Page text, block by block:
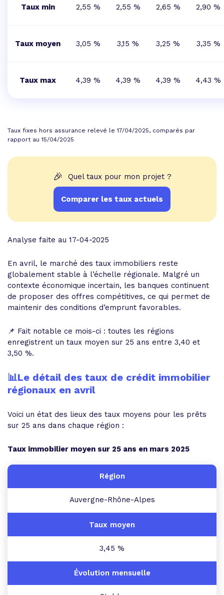
Taux min 2,55 % 2,55 % 2,65 % 2,90 %
Taux moyen 3,05 % 3,15 % 3,25 % 3,35 %
Taux max 4,39 % 4,39 % 4,39 % 4,43 %
Taux fixes hors assurance relevé le 17/04/2025, comparés par
rapport au 15/04/2025
🎉 Quel taux pour mon projet ?
Comparer les taux actuels
Analyse faite au 17-04-2025
En avril, le marché des taux immobiliers reste
globalement stable à l’échelle régionale. Malgré un
contexte économique incertain, les banques continuent
de proposer des offres compétitives, ce qui permet de
maintenir des conditions d’emprunt favorables.
📌 Fait notable ce mois-ci : toutes les régions
enregistrent un taux moyen sur 25 ans entre 3,40 et
3,50 %.
📊Le détail des taux de crédit immobilier
régionaux en avril
Voici un état des lieux des taux moyens pour les prêts
sur 25 ans dans chaque région :
Taux immobilier moyen sur 25 ans en mars 2025
Auvergne-Rhône-Alpes
3,45 %